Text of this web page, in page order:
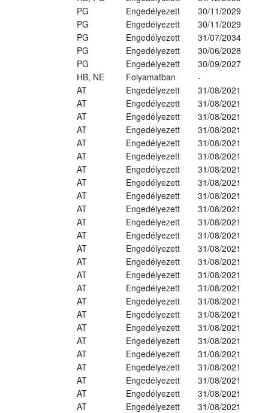
PG Engedélyezett
30/11/2029
PG Engedélyezett
30/11/2029
PG Engedélyezett
31/07/2034
PG Engedélyezett
30/06/2028
PG Engedélyezett
30/09/2027
HB, NE Folyamatban
-
AT Engedélyezett
31/08/2021
AT Engedélyezett
31/08/2021
AT Engedélyezett
31/08/2021
AT Engedélyezett
31/08/2021
AT Engedélyezett
31/08/2021
AT Engedélyezett
31/08/2021
AT Engedélyezett
31/08/2021
AT Engedélyezett
31/08/2021
AT Engedélyezett
31/08/2021
AT Engedélyezett
31/08/2021
AT Engedélyezett
31/08/2021
AT Engedélyezett
31/08/2021
AT Engedélyezett
31/08/2021
AT Engedélyezett
31/08/2021
AT Engedélyezett
31/08/2021
AT Engedélyezett
31/08/2021
AT Engedélyezett
31/08/2021
AT Engedélyezett
31/08/2021
AT Engedélyezett
31/08/2021
AT Engedélyezett
31/08/2021
AT Engedélyezett
31/08/2021
AT Engedélyezett
31/08/2021
AT Engedélyezett
31/08/2021
AT Engedélyezett
31/08/2021
AT Engedélyezett 31/08/2021